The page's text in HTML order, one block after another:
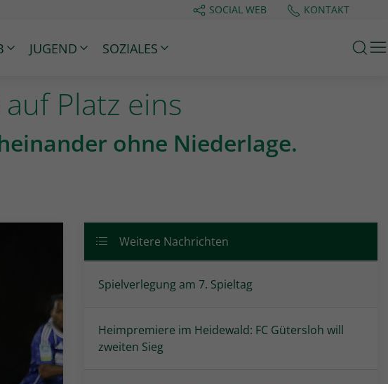
SOCIAL WEB KONTAKT
JUGEND SOZIALES
Platz eins
ohne Niederlage.
Weitere Nachrichten
Spielverlegung am 7. Spieltag
Heimpremiere im Heidewald: FC Gütersloh will
zweiten Sieg